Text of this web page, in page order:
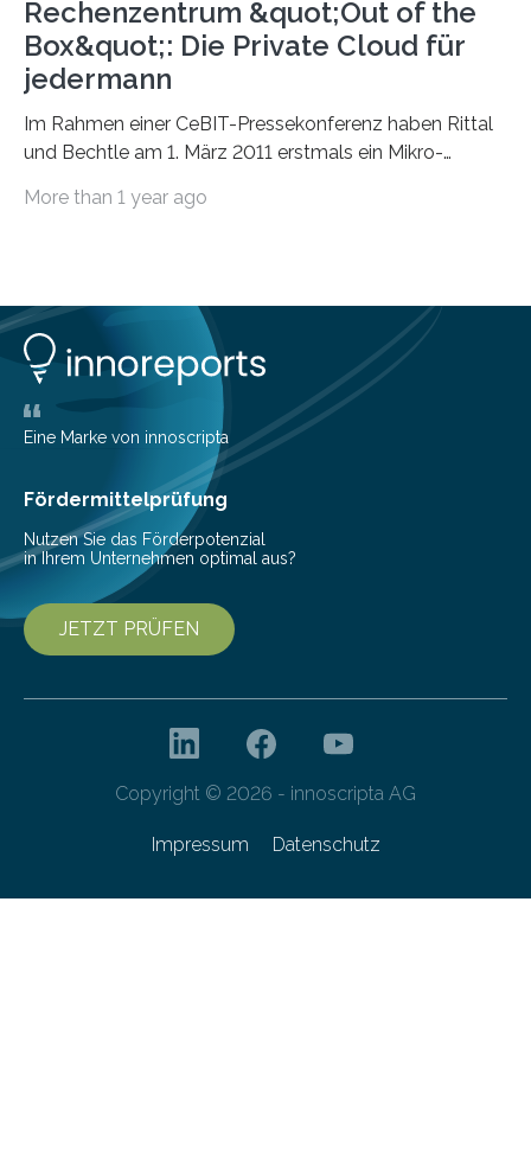
Rechenzentrum &quot;Out of the
Box&quot;: Die Private Cloud für
jedermann
Im Rahmen einer CeBIT-Pressekonferenz haben Rittal
und Bechtle am 1. März 2011 erstmals ein Mikro-
Unternehmen…
More than 1 year ago
Eine Marke von innoscripta
Fördermittelprüfung
Nutzen Sie das Förderpotenzial
in Ihrem Unternehmen optimal aus?
JETZT PRÜFEN
Copyright © 2026 - innoscripta AG
Impressum Datenschutz